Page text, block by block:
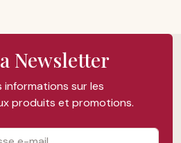
Newsletter
informations sur les
produits et promotions.